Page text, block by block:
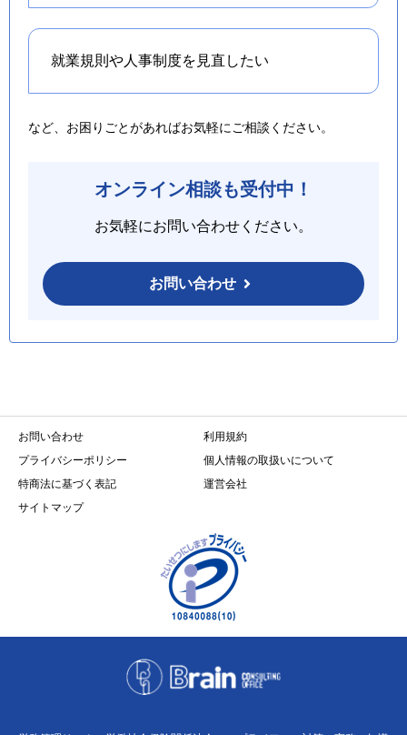
就業規則や人事制度を 見直したい
など、お困りごとがあればお気軽にご相談ください。
オンライン相談も受付中！
お気軽にお問い合わせください。
お問い合わせ
お問い合わせ
利用規約
プライバシーポリシー
個人情報の取扱いについて
特商法に基づく表記
運営会社
サイトマップ